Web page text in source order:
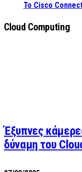
Το Cisco
Cloud Computing
Έξυπνες
δύναμη του